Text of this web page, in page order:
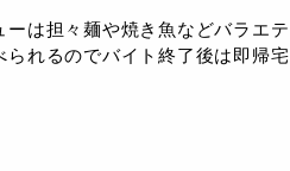
は担々麺や焼き魚などバラエテ
れるのでバイト終了後は即帰宅